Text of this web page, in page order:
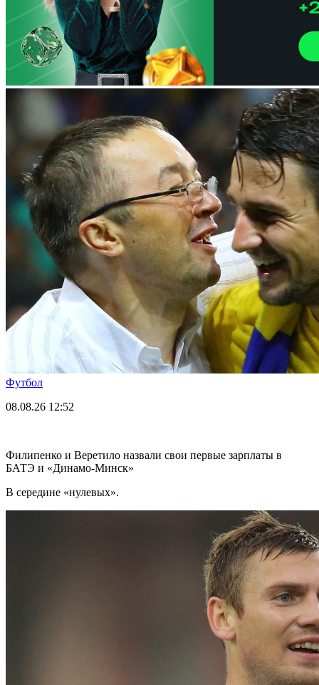
Футбол
08.08.26 12:52
Филипенко и Веретило назвали свои первые зарплаты в
БАТЭ и «Динамо-Минск»
В середине «нулевых».